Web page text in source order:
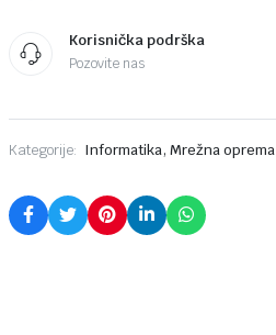
Korisnička podrška
Pozovite nas
Kategorije: Informatika, Mrežna oprema